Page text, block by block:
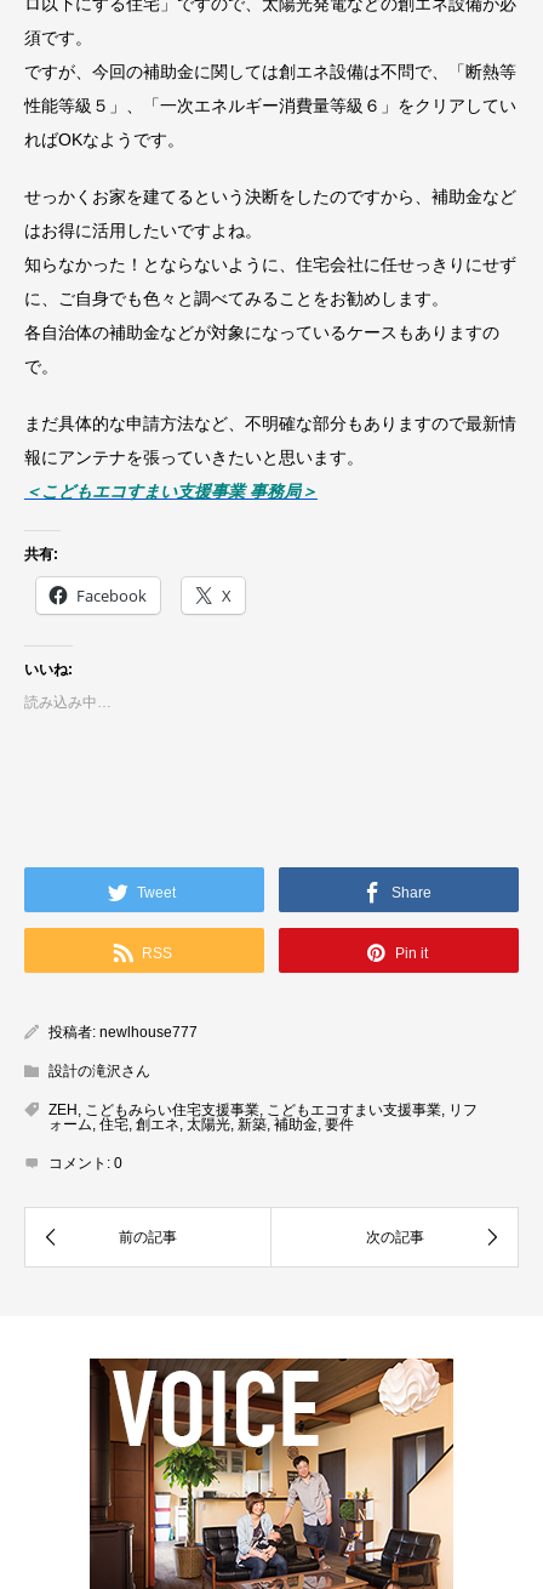
須です。
ですが、今回の補助金に関しては創エネ設備は不問で、「断熱等
性能等級５」、「一次エネルギー消費量等級６」をクリアしてい
ればOKなようです。
せっかくお家を建てるという決断をしたのですから、補助金など
はお得に活用したいですよね。
知らなかった！とならないように、住宅会社に任せっきりにせず
に、ご自身でも色々と調べてみることをお勧めします。
各自治体の補助金などが対象になっているケースもありますの
で。
まだ具体的な申請方法など、不明確な部分もありますので最新情
報にアンテナを張っていきたいと思います。
＜こどもエコすまい支援事業 事務局＞
共有:
Facebook X
いいね:
読み込み中…
Tweet Share
RSS Pin it
投稿者: newlhouse777
設計の滝沢さん
ZEH こどもみらい住宅支援事業 こどもエコすまい支援事業 リフ
ォーム 住宅 創エネ 太陽光 新築 補助金 要件
コメント: 0